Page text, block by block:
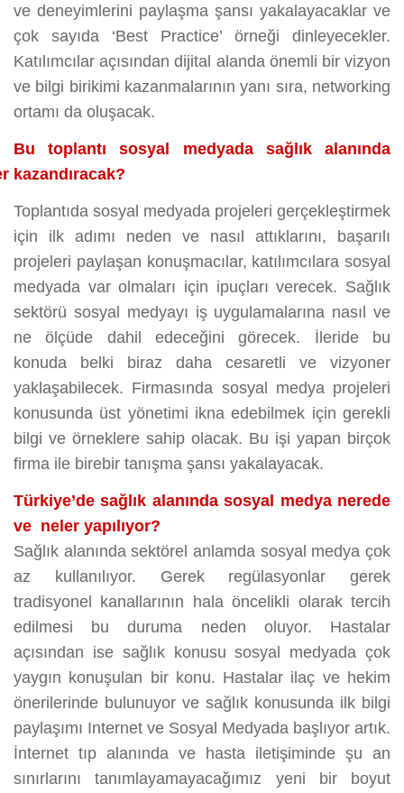
ve deneyimlerini paylaşma şansı yakalayacaklar ve
çok sayıda ‘Best Practice’ örneği dinleyecekler.
Katılımcılar açısından dijital alanda önemli bir vizyon
ve bilgi birikimi kazanmalarının yanı sıra, networking
ortamı da oluşacak.
Bu toplantı sosyal medyada sağlık alanında
kazandıracak?
Toplantıda sosyal medyada projeleri gerçekleştirmek
için ilk adımı neden ve nasıl attıklarını, başarılı
projeleri paylaşan konuşmacılar, katılımcılara sosyal
medyada var olmaları için ipuçları verecek. Sağlık
sektörü sosyal medyayı iş uygulamalarına nasıl ve
ne ölçüde dahil edeceğini görecek. İleride bu
konuda belki biraz daha cesaretli ve vizyoner
yaklaşabilecek. Firmasında sosyal medya projeleri
konusunda üst yönetimi ikna edebilmek için gerekli
bilgi ve örneklere sahip olacak. Bu işi yapan birçok
firma ile birebir tanışma şansı yakalayacak.
Türkiye’de sağlık alanında sosyal medya nerede
ve neler yapılıyor?
Sağlık alanında sektörel anlamda sosyal medya çok
az kullanılıyor. Gerek regülasyonlar gerek
tradisyonel kanallarının hala öncelikli olarak tercih
edilmesi bu duruma neden oluyor. Hastalar
açısından ise sağlık konusu sosyal medyada çok
yaygın konuşulan bir konu. Hastalar ilaç ve hekim
önerilerinde bulunuyor ve sağlık konusunda ilk bilgi
paylaşımı Internet ve Sosyal Medyada başlıyor artık.
İnternet tıp alanında ve hasta iletişiminde şu an
sınırlarını tanımlayamayacağımız yeni bir boyut